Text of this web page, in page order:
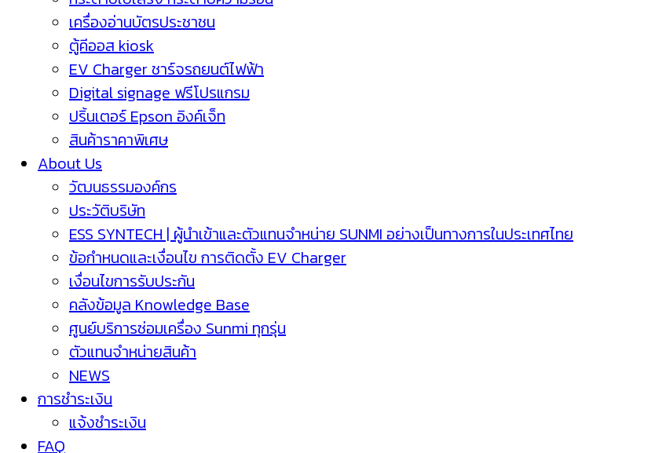
เครื่องอ่านบัตรประชาชน
ตู้คีออส kiosk
EV Charger ชาร์จรถยนต์ไฟฟ้า
Digital signage ฟรีโปรแกรม
ปริ้นเตอร์ Epson อิงค์เจ็ท
สินค้าราคาพิเศษ
About Us
วัฒนธรรมองค์กร
ประวัติบริษัท
ESS SYNTECH | ผู้นำเข้าและตัวแทนจำหน่าย SUNMI อย่างเป็นทางการในประเทศไทย
ข้อกำหนดและเงื่อนไข การติดตั้ง EV Charger
เงื่อนไขการรับประกัน
คลังข้อมูล Knowledge Base
ศูนย์บริการซ่อมเครื่อง Sunmi ทุกรุ่น
ตัวแทนจำหน่ายสินค้า
NEWS
การชำระเงิน
แจ้งชำระเงิน
FAQ